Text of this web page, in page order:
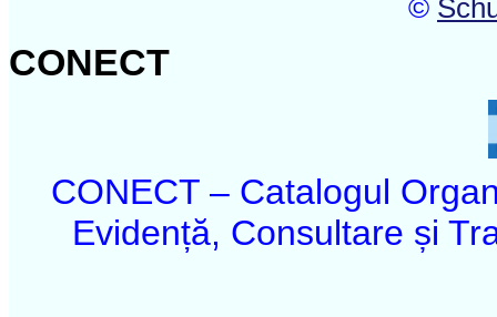
©
CONECT
CONECT – Catalogul
Evidență, Consultare și